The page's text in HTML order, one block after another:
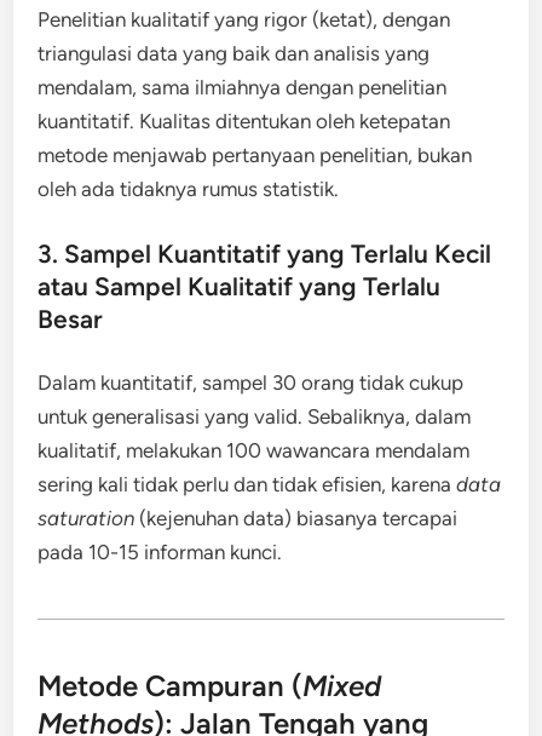
Penelitian kualitatif yang rigor (ketat), dengan
triangulasi data yang baik dan analisis yang
mendalam, sama ilmiahnya dengan penelitian
kuantitatif. Kualitas ditentukan oleh ketepatan
metode menjawab pertanyaan penelitian, bukan
oleh ada tidaknya rumus statistik.
3. Sampel Kuantitatif yang Terlalu Kecil
atau Sampel Kualitatif yang Terlalu
Besar
Dalam kuantitatif, sampel 30 orang tidak cukup
untuk generalisasi yang valid. Sebaliknya, dalam
kualitatif, melakukan 100 wawancara mendalam
sering kali tidak perlu dan tidak efisien, karenadata
saturation (kejenuhan data) biasanya tercapai
pada 10-15 informan kunci.
Metode Campuran (Mixed
Methods): Jalan Tengah yang